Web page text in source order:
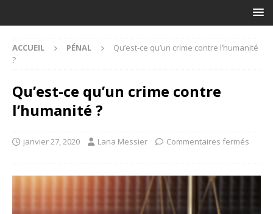
ACCUEIL PÉNAL
Qu’est-ce qu’un crime contre l’humanité
?
Qu’est-ce qu’un crime contre
l’humanité ?
janvier 27, 2020 Lana Messier Commentaires fermés